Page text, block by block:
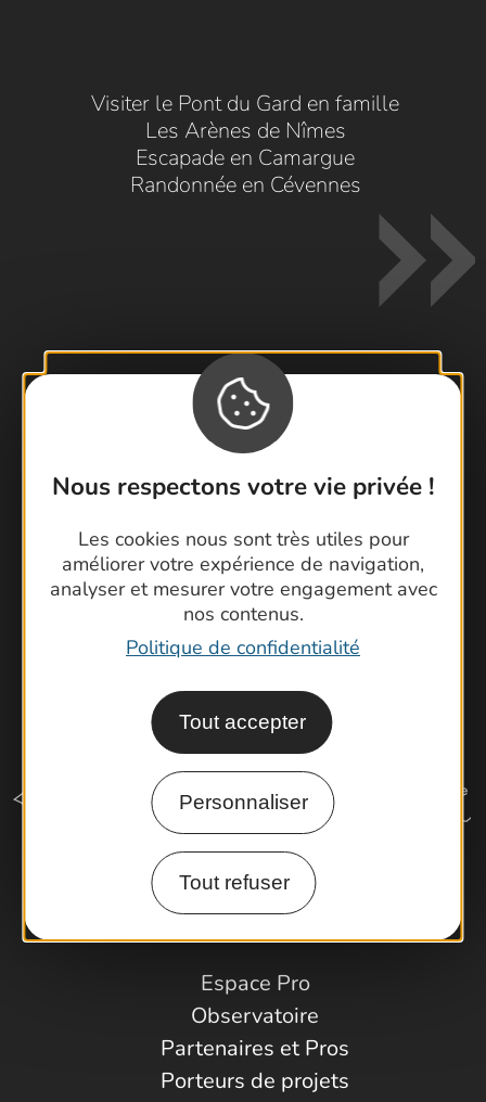
Nous respectons votre vie privée !
Les cookies nous sont très utiles pour
améliorer votre expérience de navigation,
analyser et mesurer votre engagement avec
nos contenus.
Politique de confidentialité
Tout accepter
Personnaliser
Tout refuser
Visiter le Pont du Gard en famille
Les Arènes de Nîmes
Escapade en Camargue
Randonnée en Cévennes
Contactez-nous !
Foire aux questions
Brochures
Cartoguides et Topoguides
Latitude Gard
Comment venir ?
Espace Pro
Observatoire
Partenaires et Pros
Porteurs de projets